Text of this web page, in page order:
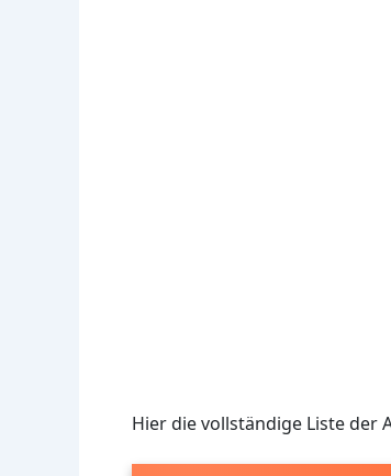
Hier die vollständige Liste der